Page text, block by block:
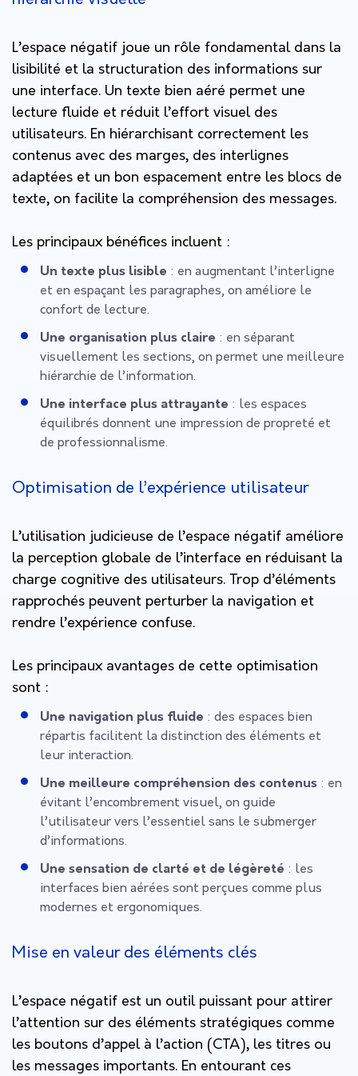
L’espace négatif joue un rôle fondamental dans la
lisibilité et la structuration des informations sur
une interface. Un texte bien aéré permet une
lecture fluide et réduit l’effort visuel des
utilisateurs. En hiérarchisant correctement les
contenus avec des marges, des interlignes
adaptées et un bon espacement entre les blocs de
texte, on facilite la compréhension des messages.
Les principaux bénéfices incluent :
Un texte plus lisible : en augmentant l’interligne
et en espaçant les paragraphes, on améliore le
confort de lecture.
Une organisation plus claire : en séparant
visuellement les sections, on permet une meilleure
hiérarchie de l’information.
Une interface plus attrayante : les espaces
équilibrés donnent une impression de propreté et
de professionnalisme.
Optimisation de l’expérience utilisateur
L’utilisation judicieuse de l’espace négatif améliore
la perception globale de l’interface en réduisant la
charge cognitive des utilisateurs. Trop d’éléments
rapprochés peuvent perturber la navigation et
rendre l’expérience confuse.
Les principaux avantages de cette optimisation
sont :
Une navigation plus fluide : des espaces bien
répartis facilitent la distinction des éléments et
leur interaction.
Une meilleure compréhension des contenus : en
évitant l’encombrement visuel, on guide
l’utilisateur vers l’essentiel sans le submerger
d’informations.
Une sensation de clarté et de légèreté : les
interfaces bien aérées sont perçues comme plus
modernes et ergonomiques.
Mise en valeur des éléments clés
L’espace négatif est un outil puissant pour attirer
l’attention sur des éléments stratégiques comme
les boutons d’appel à l’action (CTA), les titres ou
les messages importants. En entourant ces